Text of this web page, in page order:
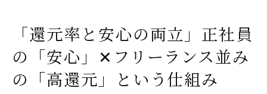
「還元率と安心の両立」正社員
の「安心」✕フリーランス並み
の「高還元」という仕組み